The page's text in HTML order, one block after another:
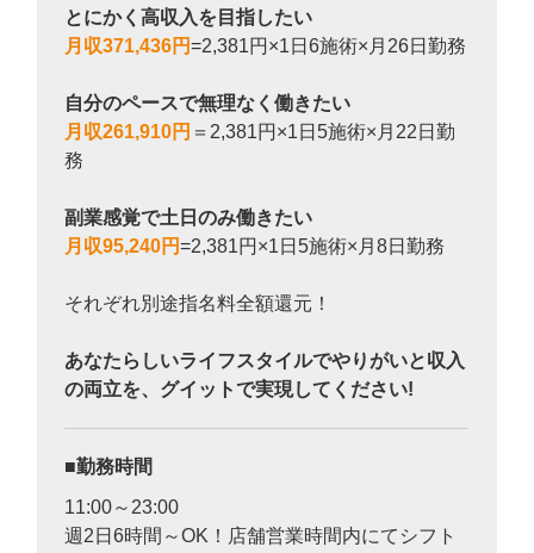
とにかく高収入を目指したい
月収371,436円=2,381円×1日6施術×月26日勤務
自分のペースで無理なく働きたい
月収261,910円 ＝2,381円×1日5施術×月22日勤
務
副業感覚で土日のみ働きたい
月収95,240円=2,381円×1日5施術×月8日勤務
それぞれ別途指名料全額還元！
あなたらしいライフスタイルでやりがいと収入
の両立を、グイットで実現してください!
勤務時間
11:00～23:00
週2日6時間～OK！店舗営業時間内にてシフト